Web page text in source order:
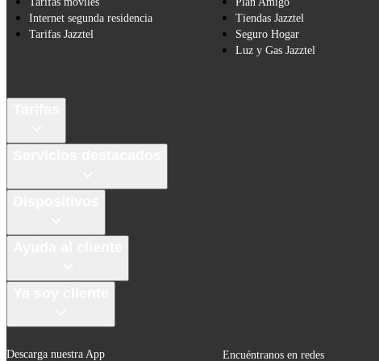
Internet segunda residencia
Tarifas Jazztel
Tiendas Jazztel
Seguro Hogar
Luz y Gas Jazztel
Descarga nuestra App Encuéntranos en redes